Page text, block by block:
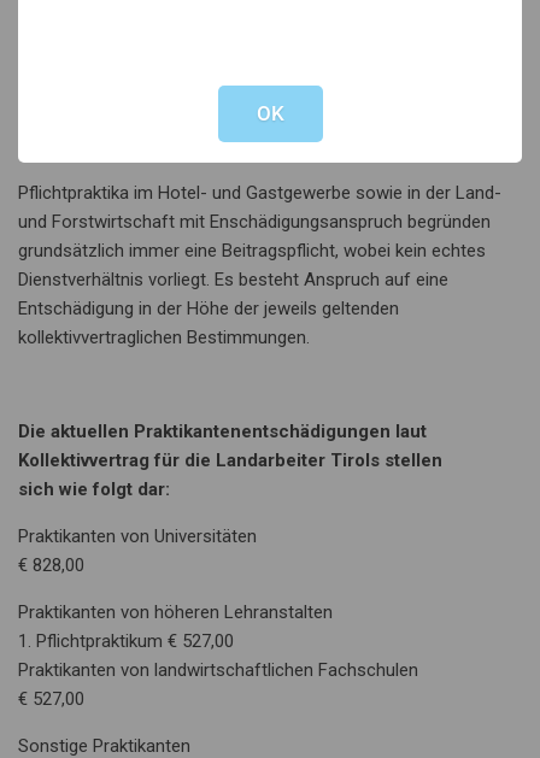
Pflichtpraktika mit Entschädigungsanspruch
Pflichtpraktika im Hotel- und Gastgewerbe sowie in der Land-
und Forstwirtschaft mit Enschädigungsanspruch begründen
grundsätzlich immer eine Beitragspflicht, wobei kein echtes
Dienstverhältnis vorliegt. Es besteht Anspruch auf eine
Entschädigung in der Höhe der jeweils geltenden
kollektivvertraglichen Bestimmungen.
Die aktuellen Praktikantenentschädigungen laut
Kollektivvertrag für die Landarbeiter Tirols stellen
sich wie folgt dar:
Praktikanten von Universitäten
€ 828,00
Praktikanten von höheren Lehranstalten
1. Pflichtpraktikum € 527,00
Praktikanten von landwirtschaftlichen Fachschulen
€ 527,00
Sonstige Praktikanten
OK